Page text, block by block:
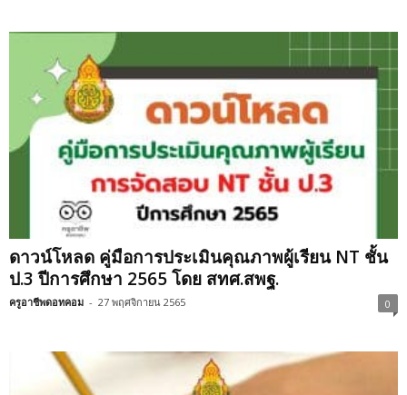
ดาวน์โหลด คู่มือการประเมินคุณภาพผู้เรียน NT ชั้น
ป.3 ปีการศึกษา 2565 โดย สทศ.สพฐ.
ครูอาชีพดอทคอม - 27 พฤศจิกายน 2565 0